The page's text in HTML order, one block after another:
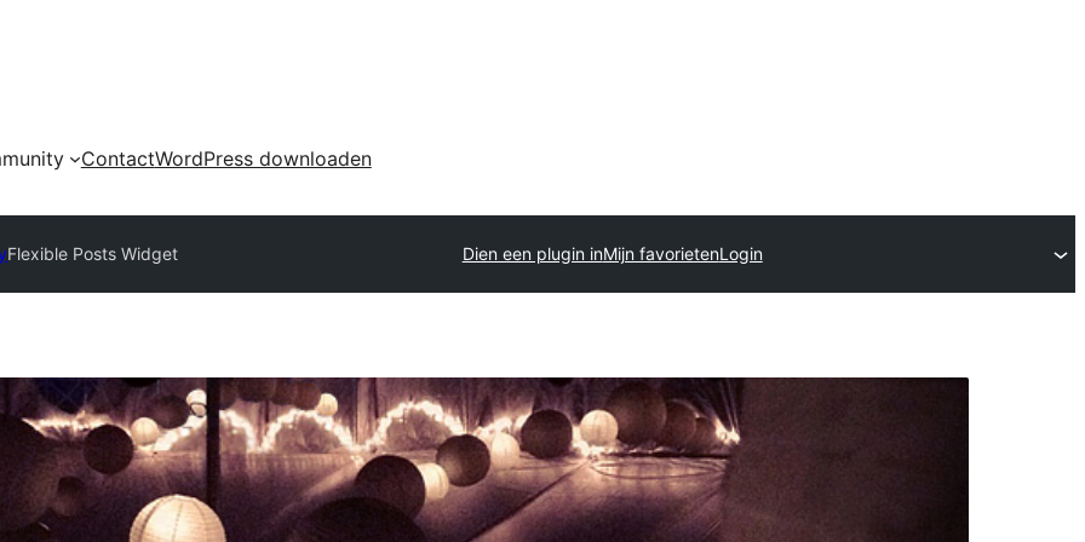
ContactWordPress downloaden
Flexible Posts Widget Dien een plugin inMijn favorietenLogin